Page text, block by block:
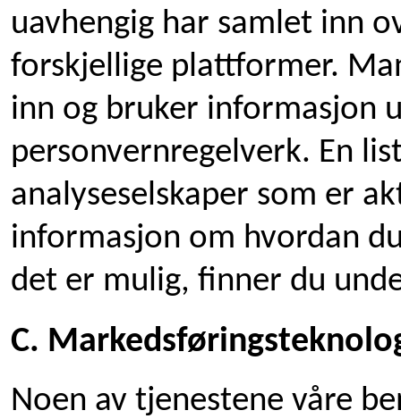
uavhengig har samlet inn
forskjellige plattformer.
inn og bruker informasjon
personvernregelverk. En
analyseselskaper som er
informasjon om hvordan
det er mulig, finner du
C.
Noen av tjenestene våre